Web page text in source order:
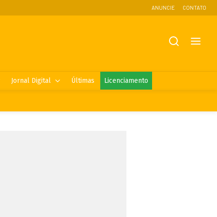
ANUNCIE CONTATO
Jornal Digital Últimas Licenciamento